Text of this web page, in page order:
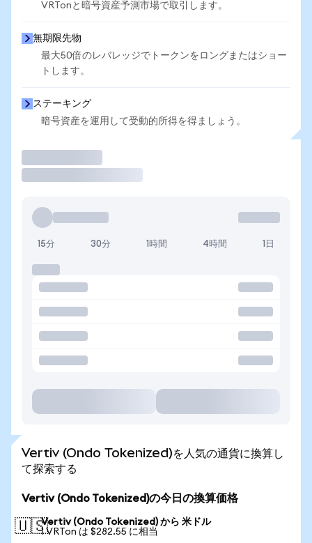
VRTonと暗号資産予測市場で取引します。
無期限先物
最大50倍のレバレッジでトークンをロングまたはショー
トします。
ステーキング
暗号資産を運用して受動的所得を得ましょう。
15分 30分 1時間 4時間 1日
Vertiv (Ondo Tokenized)を人気の通貨に換算し
て探索する
Vertiv (Ondo Tokenized)の今日の換算価格
🇺🇸Vertiv (Ondo Tokenized) から 米ドル
1 VRTon は $282.55 に相当